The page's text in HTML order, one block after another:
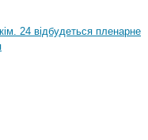
24 відбудеться пленарне